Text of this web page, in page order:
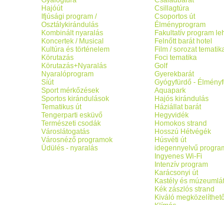
Hajóút
Ifjúsági program /
Osztálykirándulás
Kombinált nyaralás
Koncertek / Musical
Kultúra és történelem
Körutazás
Körutazás+Nyaralás
Nyaralóprogram
Síút
Sport mérkőzések
Sportos kirándulások
Tematikus út
Tengerparti esküvő
Természeti csodák
Városlátogatás
Városnéző programok
Üdülés - nyaralás
Csillagtúra
Csoportos út
Élményprogram
Fakultatív program
Felnőtt barát hotel
Film / sorozat
Foci tematika
Golf
Gyerekbarát
Gyógyfürdő -
Aquapark
Hajós kirándulás
Háziállat barát
Hegyvidék
Homokos strand
Hosszú Hétvégék
Húsvéti út
idegennyelvű
Ingyenes Wi-Fi
Intenzív program
Karácsonyi út
Kastély és
Kék zászlós strand
Kiváló